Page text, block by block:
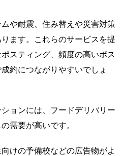
や耐震、住み替えや災害対策
ます。これらのサービスを提
スティング、頻度の高いポス
約につながりやすいでしょ
ョンには、フードデリバリー
需要が高いです。
けの予備校などの広告物がよ